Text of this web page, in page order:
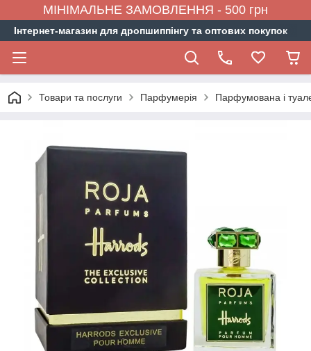
МІНІМАЛЬНЕ ЗАМОВЛЕННЯ - 500 грн
Інтернет-магазин для дропшиппінгу та оптових покупок
Товари та послуги Парфумерія Парфумована і